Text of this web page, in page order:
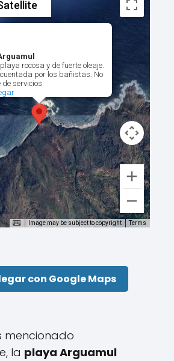
rocosa y de fuerte oleaje.
por los bañistas. No
de servicios.
Image may be subject to copyright Terms
con Google Maps
mencionado
la playa Arguamul